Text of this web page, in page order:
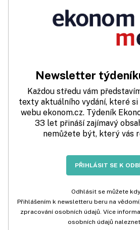
Newsletter
Každou středu vám
texty aktuálního vydání, které
webu ekonom.cz. Týdeník
33 let přináší zajímavý
nemůžete být, který vás
PŘIHLÁSIT SE K
Odhlásit se můžete
Přihlášením k newsletteru beru na
zpracování osobních údajů. Více
osobních údajů